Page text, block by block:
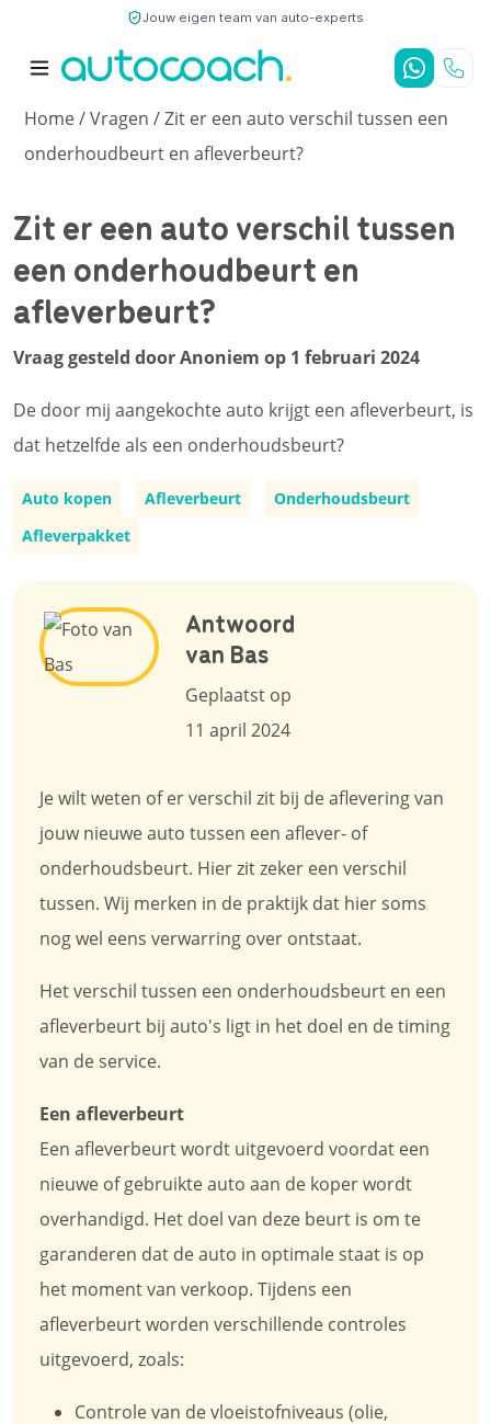
9,7/10 4,8/5
Jouw eigen team van auto-experts
Home/Vragen / Zit er een auto verschil tussen een
onderhoudbeurt en afleverbeurt?
Zit er een auto verschil tussen
een onderhoudbeurt en
afleverbeurt?
Vraag gesteld door Anoniem op 1 februari 2024
De door mij aangekochte auto krijgt een afleverbeurt, is
dat hetzelfde als een onderhoudsbeurt?
Auto kopen Afleverbeurt
Onderhoudsbeurt
Afleverpakket
Antwoord
van Bas
Geplaatst op
11 april 2024
Je wilt weten of er verschil zit bij de aflevering van
jouw nieuwe auto tussen een aflever- of
onderhoudsbeurt. Hier zit zeker een verschil
tussen. Wij merken in de praktijk dat hier soms
nog wel eens verwarring over ontstaat.
Het verschil tussen een onderhoudsbeurt en een
afleverbeurt bij auto's ligt in het doel en de timing
van de service.
Een afleverbeurt
Een afleverbeurt wordt uitgevoerd voordat een
nieuwe of gebruikte auto aan de koper wordt
overhandigd. Het doel van deze beurt is om te
garanderen dat de auto in optimale staat is op
het moment van verkoop. Tijdens een
afleverbeurt worden verschillende controles
uitgevoerd, zoals:
Controle van de vloeistofniveaus (olie,